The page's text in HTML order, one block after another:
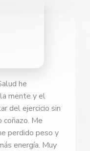
he
mente y el
del ejercicio sin
coñazo. Me
perdido peso y
energía. Muy